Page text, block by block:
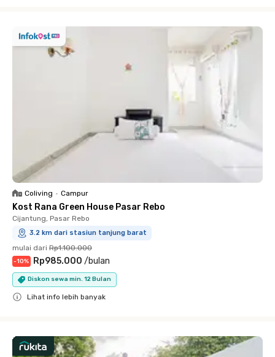
Coliving • Campur
Kost Rana Green House Pasar Rebo
Cijantung, Pasar Rebo
3.2 km dari stasiun tanjung barat
mulai dari Rp1.100.000
-10% Rp985.000 /bulan
Diskon sewa min. 12 Bulan
Lihat info lebih banyak